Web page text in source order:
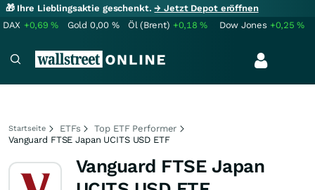
🎁 Ihre Lieblingsaktie geschenkt.→ Jetzt Depot eröffnen
DAX +0,69% Gold 0,00 % Öl (Brent) +0,18% Dow Jones +0,25%
Startseite ETFs
Top ETF Performer
Vanguard FTSE Japan UCITS USD ETF
Vanguard FTSE Japan